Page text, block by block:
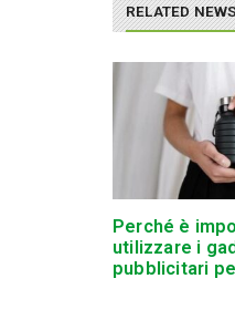
RELATED
Perché è
utilizzare i
pubblicitari